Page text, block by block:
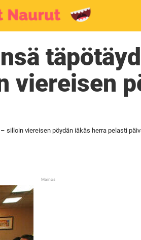
viereisen
silloin viereisen pöydän iäkäs herra pelasti